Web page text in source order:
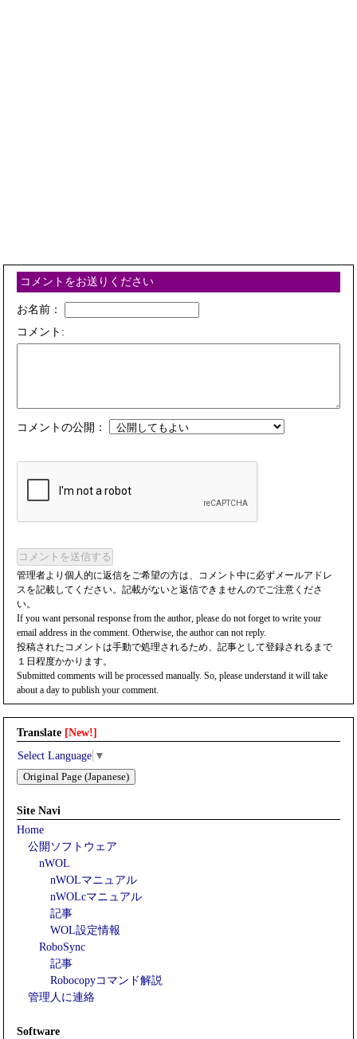
コメントをお送りください
お名前：
コメント:
コメントの公開：
コメントを送信する
管理者より個人的に返信をご希望の方は、コメント中に必ずメールアドレ
スを記載してください。記載がないと返信できませんのでご注意くださ
い。
If you want personal response from the author, please do not forget to write your
email address in the comment. Otherwise, the author can not reply.
投稿されたコメントは手動で処理されるため、記事として登録されるまで
１日程度かかります。
Submitted comments will be processed manually. So, please understand it will take
about a day to publish your comment.
Translate [New!]
Select Language ▼
Original Page (Japanese)
Site Navi
Home
公開ソフトウェア
nWOL
nWOLマニュアル
nWOLcマニュアル
記事
WOL設定情報
RoboSync
記事
Robocopyコマンド解説
管理人に連絡
Software